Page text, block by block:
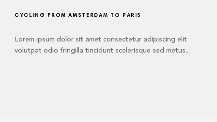
CYCLING FROM AMSTERDAM TO PARIS
Lorem ipsum dolor sit amet consectetur adipiscing elit
volutpat odio fringilla tincidunt scelerisque sed metus...